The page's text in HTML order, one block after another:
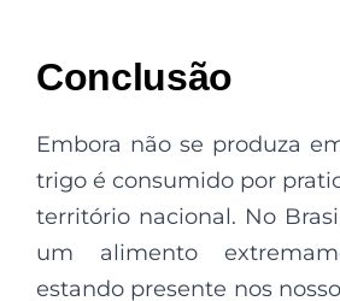
Conclusão
Embora não se produza
trigo é consumido por
território nacional. No
um alimento
estando presente nos